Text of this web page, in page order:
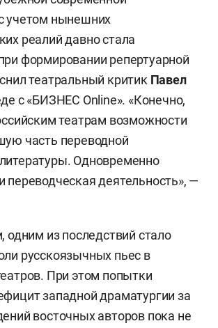
учетом нынешних
реалий давно стала
формировании репертуарной
театральный критик Павел
с «БИЗНЕС Online». «Конечно,
театрам возможности
часть переводной
Одновременно
переводческая деятельность», —
одним из последствий стало
русскоязычных пьес в
При этом попытки
западной драматургии за
восточных авторов пока не